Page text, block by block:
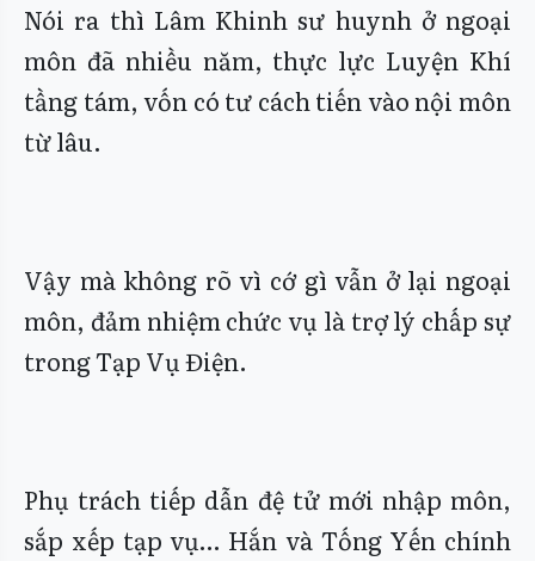
Nói ra thì Lâm Khinh sư huynh ở ngoại
môn đã nhiều năm, thực lực Luyện Khí
tầng tám, vốn có tư cách tiến vào nội môn
từ lâu.
Vậy mà không rõ vì cớ gì vẫn ở lại ngoại
môn, đảm nhiệm chức vụ là trợ lý chấp sự
trong Tạp Vụ Điện.
Phụ trách tiếp dẫn đệ tử mới nhập môn,
sắp xếp tạp vụ… Hắn và Tống Yến chính